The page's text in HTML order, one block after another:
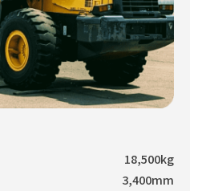
18,500kg
3,400mm